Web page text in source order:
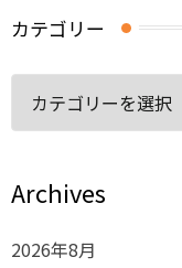
カテゴリー
リ
ー
Archives
2026年8月